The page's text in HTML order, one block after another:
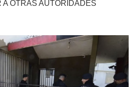
OTRAS AUTORIDADES